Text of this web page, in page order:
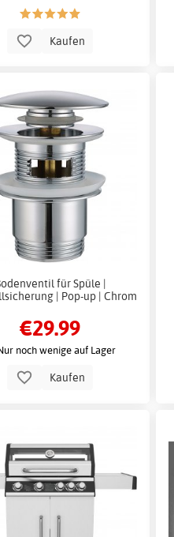
Kaufen
für Spüle |
| Pop-up | Chrom
€29.99
noch wenige auf Lager
Kaufen